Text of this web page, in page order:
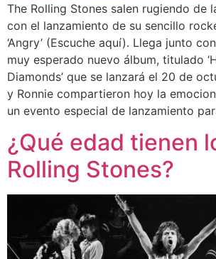
The Rolling Stones salen rugiendo de
con el lanzamiento de su sencillo
‘Angry’ (Escuche aquí). Llega junto
muy esperado nuevo álbum, titulado
Diamonds’ que se lanzará el 20 de
y Ronnie compartieron hoy la
un evento especial de lanzamiento
¿Qué edad tienen
Rolling Stones?